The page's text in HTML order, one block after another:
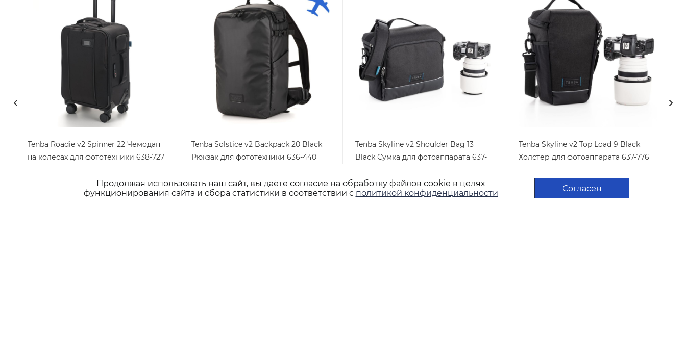
Продолжая использовать наш сайт, вы даёте согласие на обработку файлов cookie в целях
функционирования сайта и сбора статистики в соответствии с политикой конфиденциальности Согласен
Tenba Roadie v2 Spinner 22 Чемодан
на колесах для фототехники 638-727
Tenba Solstice v2 Backpack 20 Black
Рюкзак для фототехники 636-440
Tenba Skyline v2 Shoulder Bag 13
Black Сумка для фотоаппарата 637-
Много Арт.: 637-786
Tenba Skyline v2 Top Load 9 Black
Холстер для фотоаппарата 637-776